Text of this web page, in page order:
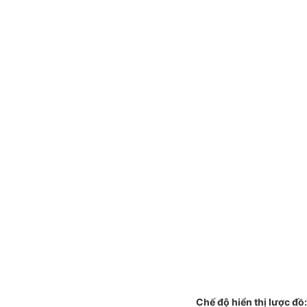
Chế độ hiển thị lược đồ: